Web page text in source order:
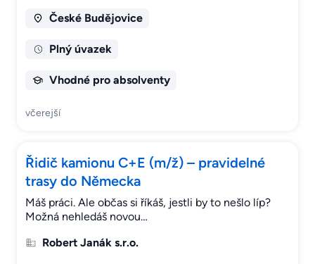
České Budějovice
Plný úvazek
Vhodné pro absolventy
včerejší
Řidič kamionu C+E (m/ž) – pravidelné
trasy do Německa
Máš práci. Ale občas si říkáš, jestli by to nešlo líp?
Možná nehledáš novou…
Robert Janák s.r.o.